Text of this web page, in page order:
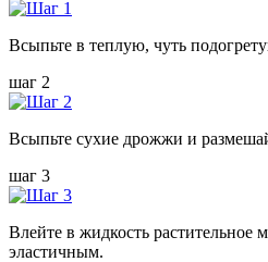
Всыпьте в теплую, чуть
шаг 2
Всыпьте сухие дрожжи и
шаг 3
Влейте в жидкость растительное
эластичным.